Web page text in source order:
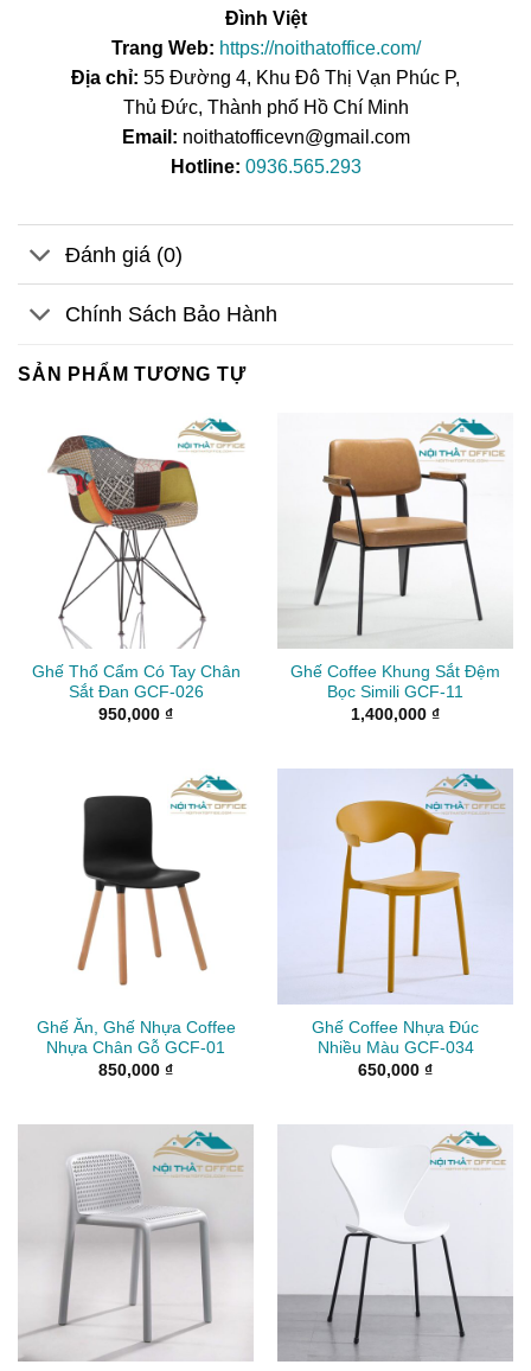
Đình Việt
Trang Web: https://noithatoffice.com/
Địa chỉ: 55 Đường 4, Khu Đô Thị Vạn Phúc P,
Thủ Đức, Thành phố Hồ Chí Minh
Email: noithatofficevn@gmail.com
Hotline: 0936.565.293
Đánh giá (0)
Chính Sách Bảo Hành
SẢN PHẨM TƯƠNG TỰ
Ghế Thổ Cẩm Có Tay Chân
Sắt Đan GCF-026
950,000 ₫
Ghế Coffee Khung Sắt Đệm
Bọc Simili GCF-11
1,400,000 ₫
Ghế Ăn, Ghế Nhựa Coffee
Nhựa Chân Gỗ GCF-01
850,000 ₫
Ghế Coffee Nhựa Đúc
Nhiều Màu GCF-034
650,000 ₫